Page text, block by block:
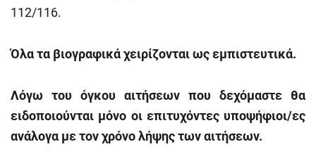
112/116.
Όλα τα βιογραφικά χειρίζονται ως εμπιστευτικά.
Λόγω του όγκου αιτήσεων που δεχόμαστε θα
ειδοποιούνται μόνο οι επιτυχόντες υποψήφιοι/ες
ανάλογα με τον χρόνο λήψης των αιτήσεων.